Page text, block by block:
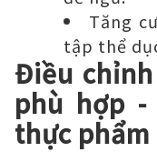
Tăng
tập thể
Điều
phù hợp
thực